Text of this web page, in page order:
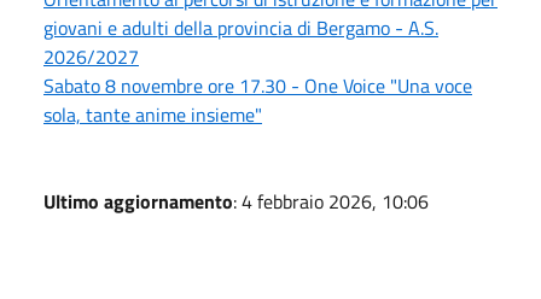
giovani e adulti della provincia di Bergamo - A.S.
2026/2027
Sabato 8 novembre ore 17.30 - One Voice "Una voce
sola, tante anime insieme"
Ultimo aggiornamento: 4 febbraio 2026, 10:06